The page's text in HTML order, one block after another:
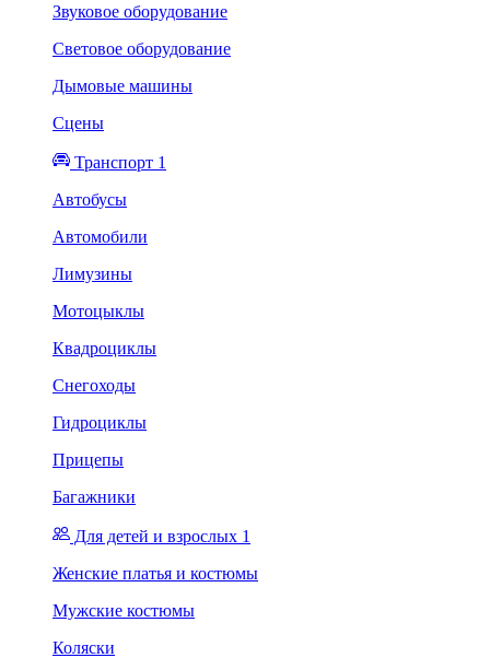
Звуковое оборудование
Световое оборудование
Дымовые машины
Сцены
Транспорт 1
Автобусы
Автомобили
Лимузины
Мотоцыклы
Квадроциклы
Снегоходы
Гидроциклы
Прицепы
Багажники
Для детей и взрослых 1
Женские платья и костюмы
Мужские костюмы
Коляски